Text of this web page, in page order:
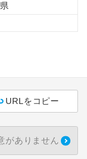
URLをコピー
がありません
なので、ご出発の計
す。
指定したコースで